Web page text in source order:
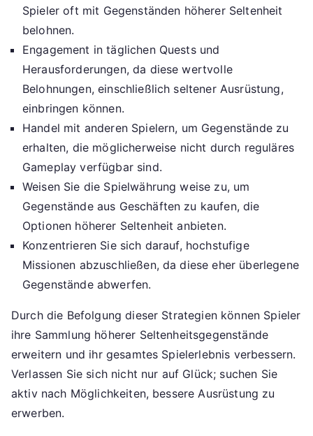
Spieler oft mit Gegenständen höherer Seltenheit
belohnen.
Engagement in täglichen Quests und
Herausforderungen, da diese wertvolle
Belohnungen, einschließlich seltener Ausrüstung,
einbringen können.
Handel mit anderen Spielern, um Gegenstände zu
erhalten, die möglicherweise nicht durch reguläres
Gameplay verfügbar sind.
Weisen Sie die Spielwährung weise zu, um
Gegenstände aus Geschäften zu kaufen, die
Optionen höherer Seltenheit anbieten.
Konzentrieren Sie sich darauf, hochstufige
Missionen abzuschließen, da diese eher überlegene
Gegenstände abwerfen.
Durch die Befolgung dieser Strategien können Spieler
ihre Sammlung höherer Seltenheitsgegenstände
erweitern und ihr gesamtes Spielerlebnis verbessern.
Verlassen Sie sich nicht nur auf Glück; suchen Sie
aktiv nach Möglichkeiten, bessere Ausrüstung zu
erwerben.